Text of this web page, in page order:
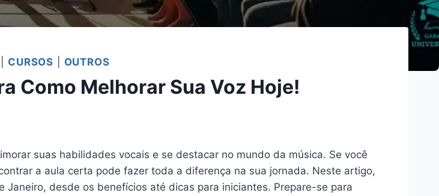
CURSOS OUTROS
Como Melhorar Sua Voz Hoje!
suas habilidades vocais e se destacar no mundo da música. Se você
a aula certa pode fazer toda a diferença na sua jornada. Neste artigo,
Janeiro, desde os benefícios até dicas para iniciantes. Prepare-se para